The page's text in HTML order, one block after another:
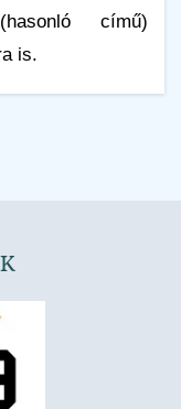
című)
is.